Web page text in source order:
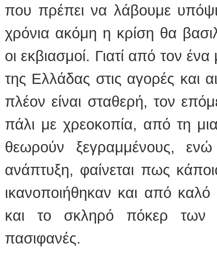
που πρέπει να λάβουμε
χρόνια ακόμη η κρίση θα
οι εκβιασμοί. Γιατί από τον
της Ελλάδας στις αγορές και
πλέον είναι σταθερή, τον
πάλι με χρεοκοπία, από τη
θεωρούν ξεγραμμένους,
ανάπτυξη, φαίνεται πως
ικανοποιήθηκαν και από
και το σκληρό πόκερ των
πασιφανές.